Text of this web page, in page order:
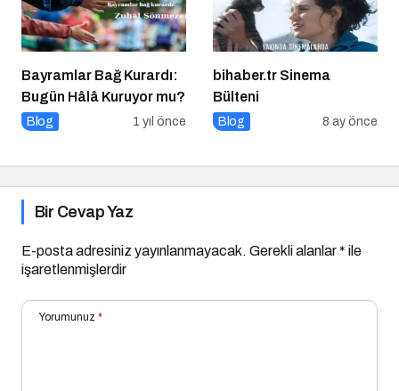
Bayramlar Bağ Kurardı:
Bugün Hâlâ Kuruyor mu?
Blog 1 yıl önce
bihaber.tr Sinema
Bülteni
Blog 8 ay önce
Bir Cevap Yaz
E-posta adresiniz yayınlanmayacak. Gerekli alanlar* ile
işaretlenmişlerdir
Yorumunuz *